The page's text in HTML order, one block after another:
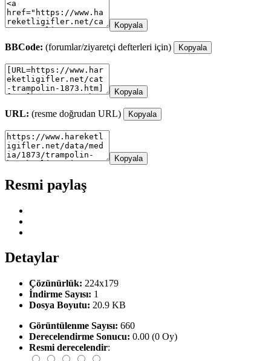
Kopyala
BBCode: (forumlar/ziyaretçi defterleri için) Kopyala
Kopyala
URL: (resme doğrudan URL) Kopyala
Kopyala
Resmi paylaş
Detaylar
Çözünürlük: 224x179
İndirme Sayısı: 1
Dosya Boyutu: 20.9 KB
Görüntülenme Sayısı: 660
Derecelendirme Sonucu: 0.00 (0 Oy)
Resmi derecelendir: